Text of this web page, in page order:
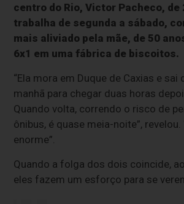
centro do Rio, Victor Pacheco, de
trabalha de segunda a sábado,
mais aliviado pela mãe, de 50
6x1 em uma fábrica de biscoitos.
“Ela mora em Duque de Caxias e sai
manhã para chegar duas horas
Quando volta, correndo o risco de
ônibus, é quase meia-noite”, revelou.
enorme”.
Quando a folga dos dois coincide,
eles fazem um esforço para se